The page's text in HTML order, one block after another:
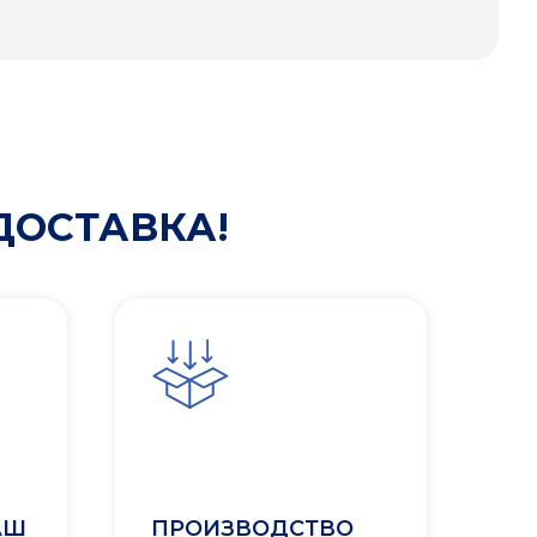
ПРОИЗВОДСТВО